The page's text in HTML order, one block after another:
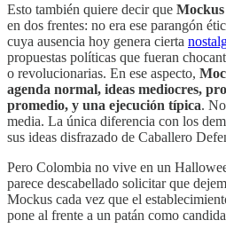
Esto también quiere decir que
en dos frentes: no era ese parangón
cuya ausencia hoy genera cierta
propuestas políticas que fueran
o revolucionarias. En ese aspecto,
agenda normal, ideas mediocres,
promedio, y una ejecución típica.
media. La única diferencia con los
sus ideas disfrazado de Caballero
Pero Colombia no vive en un
parece descabellado solicitar que
Mockus cada vez que el
pone al frente a un patán como